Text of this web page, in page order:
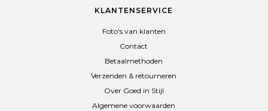
KLANTENSERVICE
Foto's van klanten
Contact
Betaalmethoden
Verzenden & retourneren
Over Goed in Stijl
Algemene voorwaarden